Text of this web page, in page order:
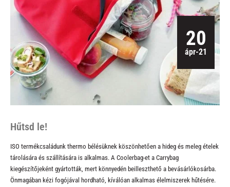
20
ápr-21
Hűtsd le!
ISO termékcsaládunk thermo bélésüknek köszönhetően a hideg és meleg ételek
tárolására és szállítására is alkalmas. A Coolerbag-et a Carrybag
kiegészítőjeként gyártották, mert könnyedén beilleszthető a bevásárlókosárba.
Önmagában kézi fogójával hordható, kíválóan alkalmas élelmiszerek hűtésére.